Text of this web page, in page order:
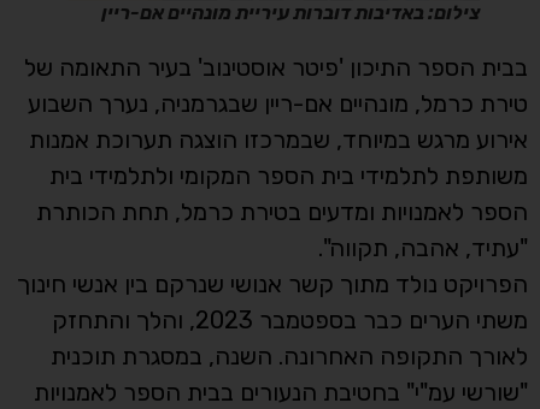
צילום: באדיבות דוברות עיריית מונהיים אם-ריין
בבית הספר התיכון 'פיטר אוסטינוב' בעיר התאומה של
טירת כרמל, מונהיים אם-ריין שבגרמניה, נערך השבוע
אירוע מרגש במיוחד, שבמרכזו הוצגה תערוכת אמנות
משותפת לתלמידי בית הספר המקומי ולתלמידי בית
הספר לאמנויות ומדעים בטירת כרמל, תחת הכותרת
"עתיד, אהבה, תקווה".
הפרויקט נולד מתוך קשר אנושי שנרקם בין אנשי חינוך
משתי הערים כבר בספטמבר 2023, והלך והתחזק
לאורך התקופה האחרונה. השנה, במסגרת תוכנית
"שורשי עמ"י" בחטיבת הנעורים בבית הספר לאמנויות